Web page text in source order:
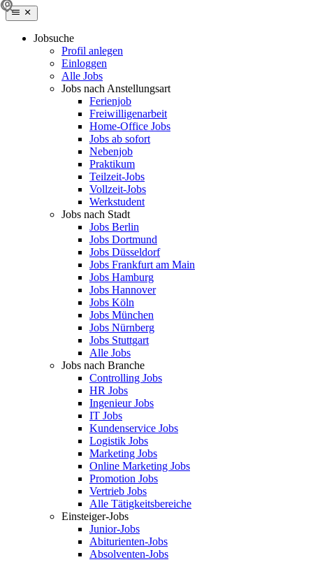
Jobsuche
Profil anlegen
Einloggen
Alle Jobs
Jobs nach Anstellungsart
Ferienjob
Freiwilligenarbeit
Home-Office Jobs
Jobs ab sofort
Nebenjob
Praktikum
Teilzeit-Jobs
Vollzeit-Jobs
Werkstudent
Jobs nach Stadt
Jobs Berlin
Jobs Dortmund
Jobs Düsseldorf
Jobs Frankfurt am Main
Jobs Hamburg
Jobs Hannover
Jobs Köln
Jobs München
Jobs Nürnberg
Jobs Stuttgart
Alle Jobs
Jobs nach Branche
Controlling Jobs
HR Jobs
Ingenieur Jobs
IT Jobs
Kundenservice Jobs
Logistik Jobs
Marketing Jobs
Online Marketing Jobs
Promotion Jobs
Vertrieb Jobs
Alle Tätigkeitsbereiche
Einsteiger-Jobs
Junior-Jobs
Abiturienten-Jobs
Absolventen-Jobs